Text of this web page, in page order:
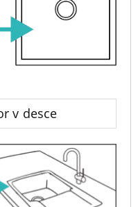
v desce